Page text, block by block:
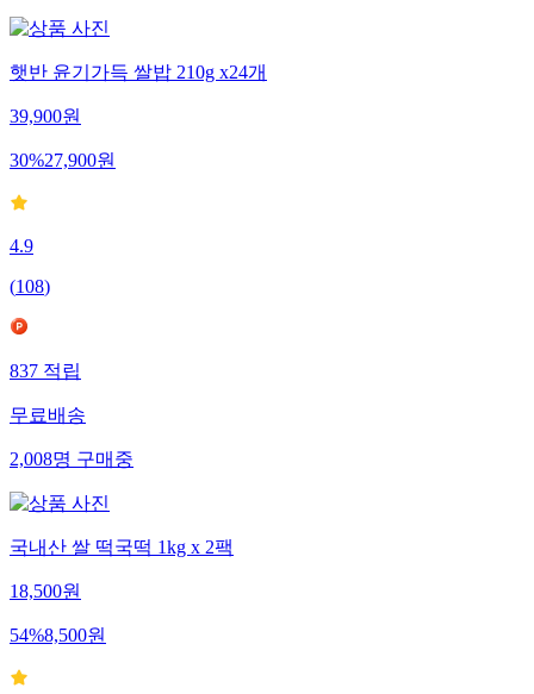
햇반 윤기가득 쌀밥 210g x24개
39,900원
30%27,900원
4.9
(108)
837적립
무료배송
2,008명구매중
국내산 쌀 떡국떡 1kg x 2팩
18,500원
54%8,500원